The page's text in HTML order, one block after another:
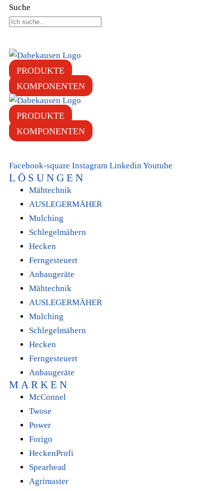
Suche
PRODUKTE
KOMPONENTEN
PRODUKTE
KOMPONENTEN
Facebook-square Instagram Linkedin Youtube
LÖSUNGEN
Mähtechnik
AUSLEGERMÄHER
Mulching
Schlegelmähern
Hecken
Ferngesteuert
Anbaugeräte
Mähtechnik
AUSLEGERMÄHER
Mulching
Schlegelmähern
Hecken
Ferngesteuert
Anbaugeräte
MARKEN
McConnel
Twose
Power
Forigo
HeckenProfi
Spearhead
Agrimaster